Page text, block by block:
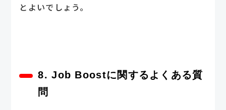
とよいでしょう。
8. Job Boostに関するよくある質
問